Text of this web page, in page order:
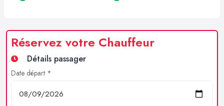
Réservez votre Chauffeur
Détails passager
Date départ *